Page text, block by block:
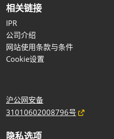
相关链接
IPR
公司介绍
网站使用条款与条件
Cookie设置
沪公网安备
31010602008796号
隐私选项